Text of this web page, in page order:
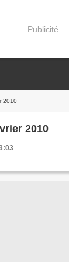
Publicité
2010
2010